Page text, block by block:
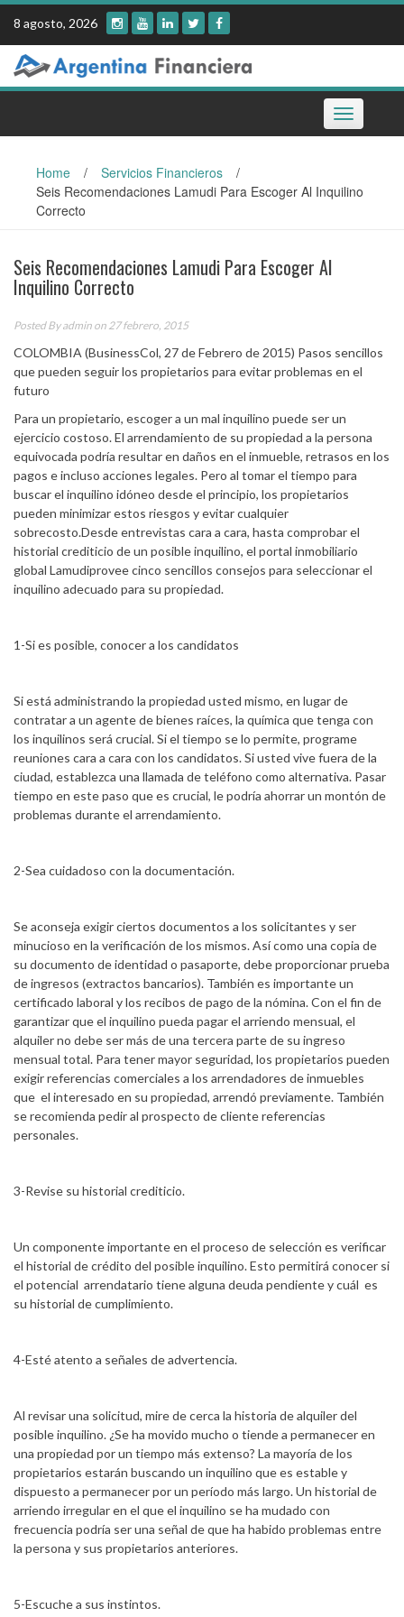
Skip
content
8 agosto, 2026
Toggle
navigation
Home / Servicios Financieros
/
Seis Recomendaciones Lamudi Para Escoger Al Inquilino
Correcto
Seis Recomendaciones Lamudi Para Escoger Al
Inquilino Correcto
Posted Byadmin on 27 febrero, 2015
COLOMBIA (BusinessCol, 27 de Febrero de 2015) Pasos sencillos
que pueden seguir los propietarios para evitar problemas en el
futuro
Para un propietario, escoger a un mal inquilino puede ser un
ejercicio costoso. El arrendamiento de su propiedad a la persona
equivocada podría resultar en daños en el inmueble, retrasos en los
pagos e incluso acciones legales. Pero al tomar el tiempo para
buscar el inquilino idóneo desde el principio, los propietarios
pueden minimizar estos riesgos y evitar cualquier
sobrecosto.Desde entrevistas cara a cara, hasta comprobar el
historial crediticio de un posible inquilino, el portal inmobiliario
global Lamudiprovee cinco sencillos consejos para seleccionar el
inquilino adecuado para su propiedad.
1-Si es posible, conocer a los candidatos
Si está administrando la propiedad usted mismo, en lugar de
contratar a un agente de bienes raíces, la química que tenga con
los inquilinos será crucial. Si el tiempo se lo permite, programe
reuniones cara a cara con los candidatos. Si usted vive fuera de la
ciudad, establezca una llamada de teléfono como alternativa. Pasar
tiempo en este paso que es crucial, le podría ahorrar un montón de
problemas durante el arrendamiento.
2-Sea cuidadoso con la documentación.
Se aconseja exigir ciertos documentos a los solicitantes y ser
minucioso en la verificación de los mismos. Así como una copia de
su documento de identidad o pasaporte, debe proporcionar prueba
de ingresos (extractos bancarios). También es importante un
certificado laboral y los recibos de pago de la nómina. Con el fin de
garantizar que el inquilino pueda pagar el arriendo mensual, el
alquiler no debe ser más de una tercera parte de su ingreso
mensual total. Para tener mayor seguridad, los propietarios pueden
exigir referencias comerciales a los arrendadores de inmuebles
que el interesado en su propiedad, arrendó previamente. También
se recomienda pedir al prospecto de cliente referencias
personales.
3-Revise su historial crediticio.
Un componente importante en el proceso de selección es verificar
el historial de crédito del posible inquilino. Esto permitirá conocer si
el potencial arrendatario tiene alguna deuda pendiente y cuál es
su historial de cumplimiento.
4-Esté atento a señales de advertencia.
Al revisar una solicitud, mire de cerca la historia de alquiler del
posible inquilino. ¿Se ha movido mucho o tiende a permanecer en
una propiedad por un tiempo más extenso? La mayoría de los
propietarios estarán buscando un inquilino que es estable y
dispuesto a permanecer por un período más largo. Un historial de
arriendo irregular en el que el inquilino se ha mudado con
frecuencia podría ser una señal de que ha habido problemas entre
la persona y sus propietarios anteriores.
5-Escuche a sus instintos.